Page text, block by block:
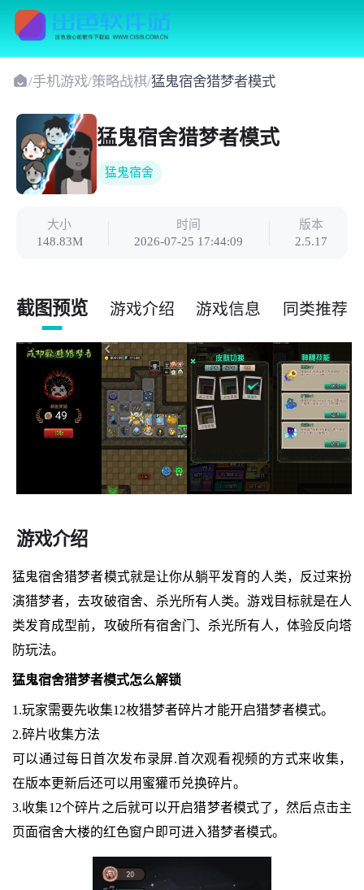
/手机游戏/策略战棋/猛鬼宿舍猎梦者模式
猛鬼宿舍猎梦者模式
猛鬼宿舍
大小
148.83M
时间
2026-07-25 17:44:09
版本
2.5.17
截图预览 游戏介绍 游戏信息 同类推荐
游戏介绍
猛鬼宿舍猎梦者模式就是让你从躺平发育的人类，反过来扮
演猎梦者，去攻破宿舍、杀光所有人类。游戏目标就是在人
类发育成型前，攻破所有宿舍门、杀光所有人，体验反向塔
防玩法。
猛鬼宿舍猎梦者模式怎么解锁
1.玩家需要先收集12枚猎梦者碎片才能开启猎梦者模式。
2.碎片收集方法
可以通过每日首次发布录屏.首次观看视频的方式来收集，
在版本更新后还可以用蜜獾币兑换碎片。
3.收集12个碎片之后就可以开启猎梦者模式了，然后点击主
页面宿舍大楼的红色窗户即可进入猎梦者模式。